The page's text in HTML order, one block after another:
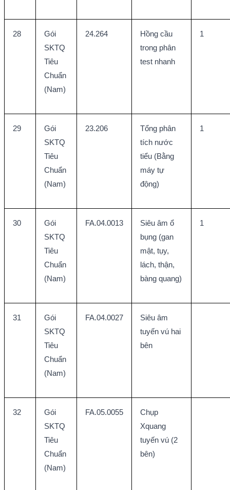
28
Gói
SKTQ
Tiêu
Chuẩn
(Nam)
24.264
Hồng cầu
trong phân
test nhanh
1
29
Gói
SKTQ
Tiêu
Chuẩn
(Nam)
23.206
Tổng phân
tích nước
tiểu (Bằng
máy tự
động)
1
30
Gói
SKTQ
Tiêu
Chuẩn
(Nam)
FA.04.0013
Siêu âm ổ
bụng (gan
mật, tụy,
lách, thận,
bàng quang)
1
31
Gói
SKTQ
Tiêu
Chuẩn
(Nam)
FA.04.0027
Siêu âm
tuyến vú hai
bên
32
Gói
SKTQ
Tiêu
Chuẩn
(Nam)
FA.05.0055
Chụp
Xquang
tuyến vú (2
bên)